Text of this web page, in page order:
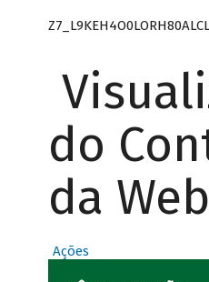
do
da Web
Ações